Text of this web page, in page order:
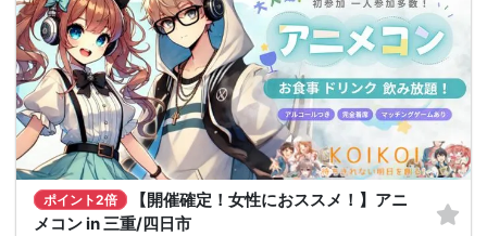
ポイント2倍
【開催確定！女性におススメ！】アニ
メコン in 三重/四日市